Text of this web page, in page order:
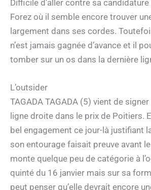
Difficile d’aller contre sa
Forez où il semble encore trouver
largement dans ses cordes.
n’est jamais gagnée d’avance et il
tomber sur un os dans la dernière
L’outsider
TAGADA TAGADA (5) vient de
ligne droite dans le prix de Poitiers.
bel engagement ce jour-là justifiant
son entourage faisait preuve avant
monte quelque peu de catégorie à
quinté du 16 janvier mais sur sa
peut penser qu’elle devrait encore